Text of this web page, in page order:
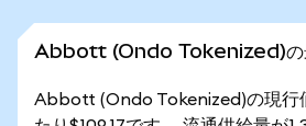
Abbott (Ondo Tokenized)の
Abbott (Ondo Tokenized)の現行